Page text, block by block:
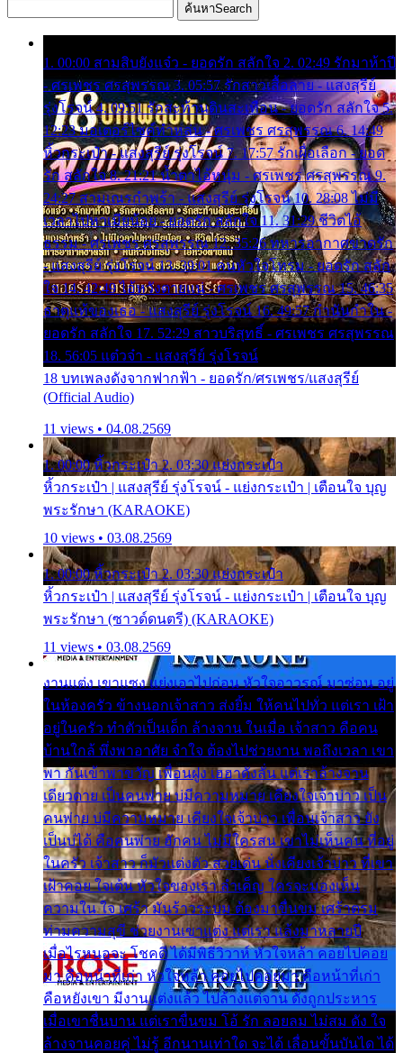
ค้นหาSearch
1. 00:00 สามสิบยังแจ๋ว - ยอดรัก สลักใจ 2. 02:49 รักมาห้าปี
- ศรเพชร ศรสุพรรณ 3. 05:57 รักสาวเสื้อลาย - แสงสุรีย์
รุ่งโรจน์ 4. 09:51 รักสะท้านดินสะเทือน - ยอดรัก สลักใจ 5.
12:23 มอเตอร์ไซค์ทำหล่น - ศรเพชร ศรสุพรรณ 6. 14:49
หิ้วกระเป๋า - แสงสุรีย์ รุ่งโรจน์ 7. 17:57 รักเผื่อเลือก - ยอด
รัก สลักใจ 8. 21:21 น้ำตาไอ้หนุ่ม - ศรเพชร ศรสุพรรณ 9.
24:27 สามเณรกำพร้า - แสงสุรีย์ รุ่งโรจน์ 10. 28:08 ไม่มี
เวลาไปหาเมียน้อย - ยอดรัก สลักใจ 11. 31:29 ชีวิตไอ้
ธรรม - ศรเพชร ศรสุพรรณ 12. 35:26 ทหารอากาศขาดรัก
- แสงสุรีย์ รุ่งโรจน์ 13. 39:01 คนหัวใจโทรม - ยอดรัก สลัก
ใจ 14. 42:49 ไอ้หวังตายแน่ - ศรเพชร ศรสุพรรณ 15. 46:35
ธาตุแท้ของเธอ - แสงสุรีย์ รุ่งโรจน์ 16. 49:57 กำนันกำใน -
ยอดรัก สลักใจ 17. 52:29 สาวบริสุทธิ์ - ศรเพชร ศรสุพรรณ
18. 56:05 แต๋วจ๋า - แสงสุรีย์ รุ่งโรจน์
18 บทเพลงดังจากฟากฟ้า - ยอดรัก/ศรเพชร/แสงสุรีย์
(Official Audio)
11 views • 04.08.2569
1. 00:00 หิ้วกระเป๋า 2. 03:30 แย่งกระเป๋า
หิ้วกระเป๋า | แสงสุรีย์ รุ่งโรจน์ - แย่งกระเป๋า | เตือนใจ บุญ
พระรักษา (KARAOKE)
10 views • 03.08.2569
1. 00:00 หิ้วกระเป๋า 2. 03:30 แย่งกระเป๋า
หิ้วกระเป๋า | แสงสุรีย์ รุ่งโรจน์ - แย่งกระเป๋า | เตือนใจ บุญ
พระรักษา (ซาวด์ดนตรี) (KARAOKE)
11 views • 03.08.2569
งานแต่ง เขาแซง แย่งเอาไปก่อน หัวใจอาวรณ์ มาซ่อน อยู่
ในห้องครัว ข้างนอกเจ้าสาว ส่งยิ้ม ให้คนไปทั่ว แต่เรา เฝ้า
อยู่ในครัว ทำตัวเป็นเด็ก ล้างจาน ในเมื่อ เจ้าสาว คือคน
บ้านใกล้ พึ่งพาอาศัย จำใจ ต้องไปช่วยงาน พอถึงเวลา เขา
พา กันเข้าพาขวัญ เพื่อนฝูง เฮฮาดังลั่น แต่เราล้างจาน
เดียวดาย เป็นคนพ่าย บ่มีความหมาย เคียงใจเจ้าบ่าว เป็น
คนพ่าย บ่มีความหมาย เคียงใจเจ้าบ่าว เพื่อนเจ้าสาว ยัง
เป็นบ่ได้ คือคนพ่าย ฮักคน ไม่มีใครสน เขาไม่เห็นคน ที่อยู่
ในครัว เจ้าสาว ก็มัวแต่งตัว สวยเด่น นั่งเคียงเจ้าบ่าว ที่เขา
เฝ้าคอย ใจเต้น หัวใจของเรา ลำเค็ญ ใครจะมองเห็น
ความใน ใจ เศร้า มันร้าวระบม ต้องมาขื่นขม เศร้าตรม
ท่ามความสุขี ช่วยงานเขาแต่ง แต่เรา แล้งมาหลายปี
เมื่อไรหนอจะ โชคดี ได้มีพิธีวิวาห์ หัวใจหล้า คอยไปคอย
มา คือหน้าที่เก่า หัวใจหล้า คอยไปคอยมา คือหน้าที่เก่า
คือหยังเขา มีงานแต่งแล้ว ไปล้างแต่จาน ดั่งถูกประหาร
เมื่อเขาชื่นบาน แต่เราขื่นขม โอ้ รัก ลอยลม ไม่สม ดัง ใจ
ล้างจานคอยคู่ ไม่รู้ อีกนานเท่าใด จะได้ เลื่อนขั้นบันได ได้